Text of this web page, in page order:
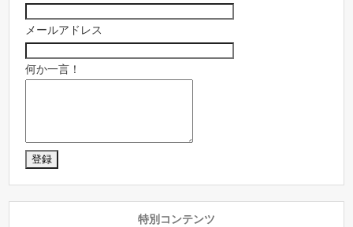
メールアドレス
何か一言！
特別コンテンツ